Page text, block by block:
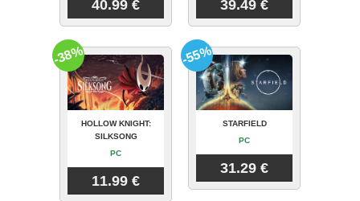
40.99 € 39.49 €
HOLLOW KNIGHT:
SILKSONG
PC
11.99 €
-38%
STARFIELD
PC
31.29 €
-55%